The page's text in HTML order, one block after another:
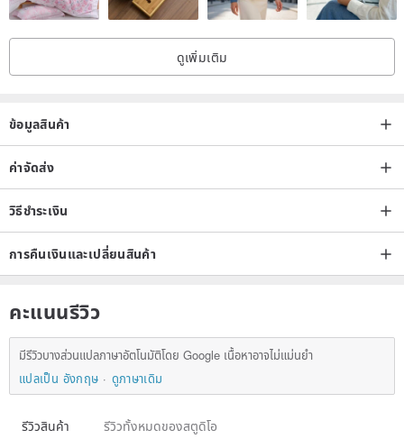
confirms the trial products, a message will be sent back to notify the
shipment
ดูเพิ่มเติม
ข้อมูลสินค้า
ค่าจัดส่ง
วิธีชำระเงิน
การคืนเงินและเปลี่ยนสินค้า
คะแนนรีวิว
มีรีวิวบางส่วนแปลภาษาอัตโนมัติโดย Google เนื้อหาอาจไม่แม่นยำ
แปลเป็น อังกฤษ
ดูภาษาเดิม
รีวิวสินค้า รีวิวทั้งหมดของสตูดิโอ